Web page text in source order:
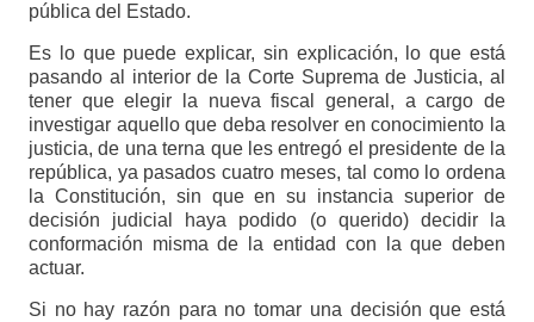
pública del Estado.
Es lo que puede explicar, sin explicación, lo que está
pasando al interior de la Corte Suprema de Justicia, al
tener que elegir la nueva fiscal general, a cargo de
investigar aquello que deba resolver en conocimiento la
justicia, de una terna que les entregó el presidente de la
república, ya pasados cuatro meses, tal como lo ordena
la Constitución, sin que en su instancia superior de
decisión judicial haya podido (o querido) decidir la
conformación misma de la entidad con la que deben
actuar.
Si no hay razón para no tomar una decisión que está